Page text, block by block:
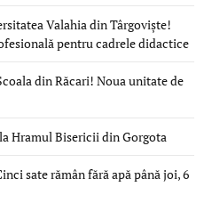
Valahia din Târgoviște!
pentru cadrele didactice
din Răcari! Noua unitate de
Hramul Bisericii din Gorgota
sate rămân fără apă până joi, 6